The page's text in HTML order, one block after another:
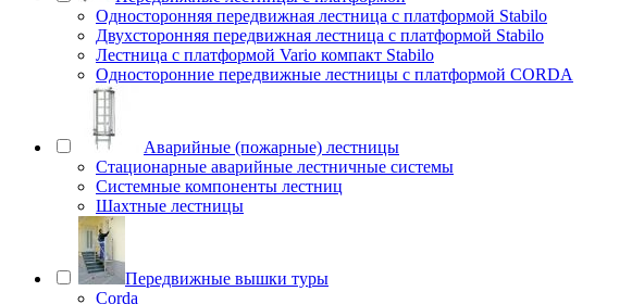
Односторонняя передвижная лестница с платформой Stabilo
Двухсторонняя передвижная лестница с платформой Stabilo
Лестница с платформой Vario компакт Stabilo
Односторонние передвижные лестницы с платформой CORDA
Аварийные (пожарные) лестницы
Стационарные аварийные лестничные системы
Системные компоненты лестниц
Шахтные лестницы
Передвижные вышки туры
Corda